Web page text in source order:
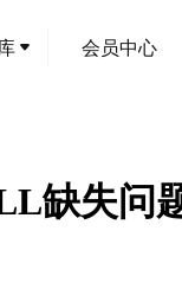
会员中心
缺失问